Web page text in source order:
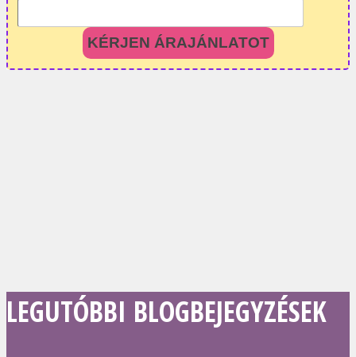
KÉRJEN ÁRAJÁNLATOT
LEGUTÓBBI BLOGBEJEGYZÉSEK